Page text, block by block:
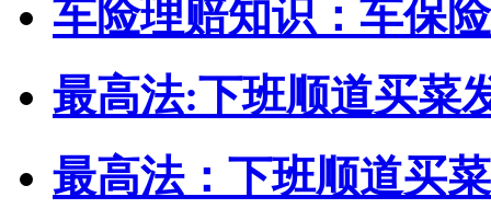
车险理赔知识：车保
最高法:下班顺道买菜
最高法：下班顺道买